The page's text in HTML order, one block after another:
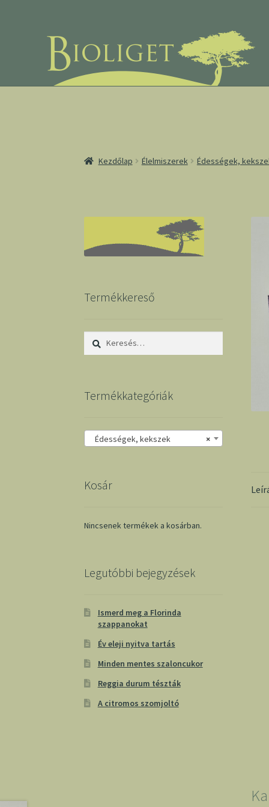
Kezdőlap Élelmiszerek Édességek,
Termékkereső
Keresés:
Termékkategóriák
×
Édességek, kekszek
Kosár
Nincsenek termékek a kosárban.
Legutóbbi bejegyzések
Ismerd meg a Florinda
szappanokat
Év eleji nyitva tartás
Minden mentes szaloncukor
Reggia durum tészták
A citromos szomjoltó